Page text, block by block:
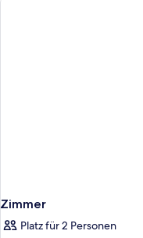
Zimmer
Platz für 2 Personen